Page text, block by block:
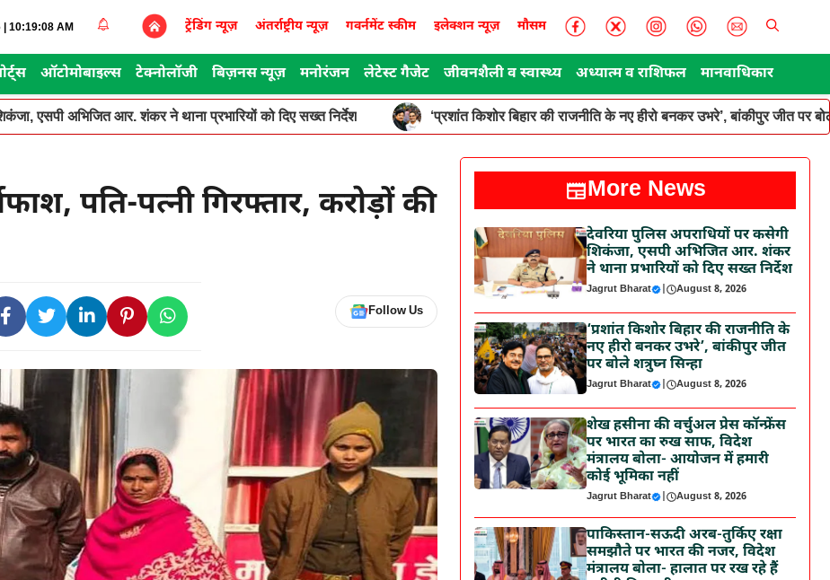
10:19:08 AM ट्रेंडिंग न्यूज़ अंतर्राष्ट्रीय न्यूज़ गवर्नमेंट स्कीम इलेक्शन न्यूज़ मौसम
ऑटोमोबाइल्स टेक्नोलॉजी बिज़नस न्यूज़ मनोरंजन लेटेस्ट गैजेट जीवनशैली व स्वास्थ्य अध्यात्म व राशिफल मानवाधिकार
एसपी अभिजित आर. शंकर ने थाना प्रभारियों को दिए सख्त निर्देश ‘प्रशांत किशोर बिहार की राजनीति के नए हीरो बनकर उभरे’, बांकीपुर जीत पर
पति-पत्नी गिरफ्तार, करोड़ों की
Follow Us
More News
देवरिया पुलिस अपराधियों पर कसेगी
शिकंजा, एसपी अभिजित आर. शंकर
ने थाना प्रभारियों को दिए सख्त निर्देश
Jagrut Bharat | August 8, 2026
‘प्रशांत किशोर बिहार की राजनीति के
नए हीरो बनकर उभरे’, बांकीपुर जीत
पर बोले शत्रुघ्न सिन्हा
Jagrut Bharat | August 8, 2026
शेख हसीना की वर्चुअल प्रेस कॉन्फ्रेंस
पर भारत का रुख साफ, विदेश
मंत्रालय बोला- आयोजन में हमारी
कोई भूमिका नहीं
Jagrut Bharat | August 8, 2026
पाकिस्तान-सऊदी अरब-तुर्किए रक्षा
समझौते पर भारत की नजर, विदेश
मंत्रालय बोला- हालात पर रख रहे हैं